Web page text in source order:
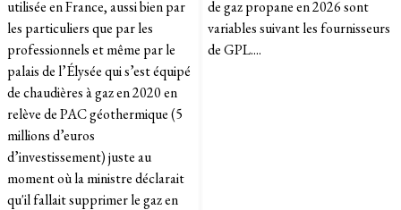
utilisée en France, aussi bien par
les particuliers que par les
professionnels et même par le
palais de l’Élysée qui s’est équipé
de chaudières à gaz en 2020 en
relève de PAC géothermique (5
millions d’euros
d’investissement) juste au
moment où la ministre déclarait
qu'il fallait supprimer le gaz en
de gaz propane en 2026 sont
variables suivant les fournisseurs
de GPL....